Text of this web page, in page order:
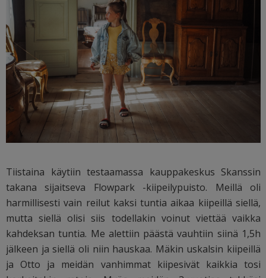
Tiistaina käytiin testaamassa kauppakeskus Skanssin
takana sijaitseva Flowpark -kiipeilypuisto. Meillä oli
harmillisesti vain reilut kaksi tuntia aikaa kiipeillä siellä,
mutta siellä olisi siis todellakin voinut viettää vaikka
kahdeksan tuntia. Me alettiin päästä vauhtiin siinä 1,5h
jälkeen ja siellä oli niin hauskaa. Mäkin uskalsin kiipeillä
ja Otto ja meidän vanhimmat kiipesivät kaikkia tosi